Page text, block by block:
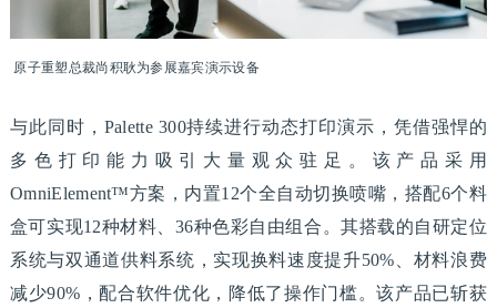
原子重塑总裁尚积耿为参展嘉宾演示设备
与此同时，Palette 300持续进行动态打印演示，凭借强悍的
多色打印能力吸引大量观众驻足。该产品采用
OmniElement™方案，内置12个全自动切换喷嘴，搭配6个料
盒可实现12种材料、36种色彩自由组合。其搭载的自研定位
系统与双通道供料系统，实现换料速度提升50%、材料浪费
减少90%，配合软件优化，降低了操作门槛。该产品已斩获